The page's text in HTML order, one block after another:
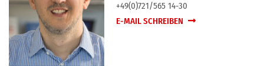
+49(0)721/565 14-30
E-MAIL SCHREIBEN